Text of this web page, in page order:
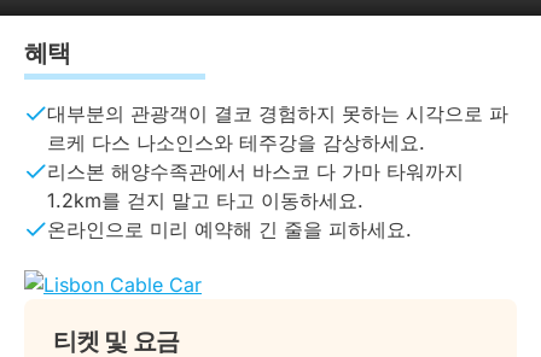
혜택
대부분의 관광객이 결코 경험하지 못하는 시각으로 파
르케 다스 나소인스와 테주강을 감상하세요.
리스본 해양수족관에서 바스코 다 가마 타워까지
1.2km를 걷지 말고 타고 이동하세요.
온라인으로 미리 예약해 긴 줄을 피하세요.
티켓 및 요금